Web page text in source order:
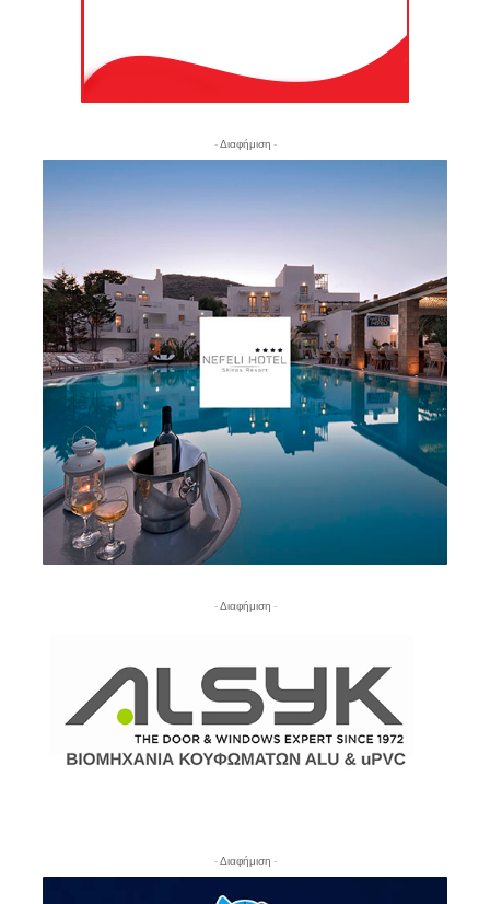
- Διαφήμιση -
- Διαφήμιση -
- Διαφήμιση -